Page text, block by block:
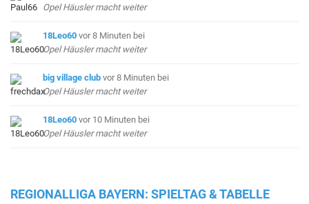
Opel Häusler macht weiter
18Leo60 vor 8 Minuten bei
Opel Häusler macht weiter
big village club vor 8 Minuten bei
Opel Häusler macht weiter
18Leo60 vor 10 Minuten bei
Opel Häusler macht weiter
REGIONALLIGA BAYERN: SPIELTAG & TABELLE